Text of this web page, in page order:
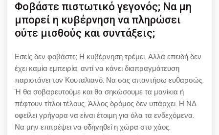
Φοβάστε πιστωτικό γεγονός; Να μη
μπορεί η κυβέρνηση να πληρώσει
ούτε μισθούς και συντάξεις;
Εσείς δεν φοβάστε; Η κυβέρνηση τρέμει. Αλλά επειδή δεν
έχει καμία εμπειρία, αντί να κάνει διαπραγμάτευση
παριστάνει τον Κουταλιανό. Να σας απαντήσω ευθαρσώς.
Ή θα σοβαρευτούμε και θα σηκώσουμε τα μανίκια ή
πέφτουν τίτλοι τέλους. Άλλος δρόμος δεν υπάρχει. Η ΝΔ
οφείλει γρήγορα να είναι έτοιμη για όλα τα ενδεχόμενα.
Να μην επιτρέψει να οδηγηθεί η χώρα στο χάος.